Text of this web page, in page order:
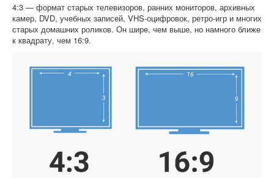
4:3 — формат старых телевизоров, ранних мониторов, архивных
камер, DVD, учебных записей, VHS-оцифровок, ретро-игр и многих
старых домашних роликов. Он шире, чем выше, но намного ближе
к квадрату, чем 16:9.